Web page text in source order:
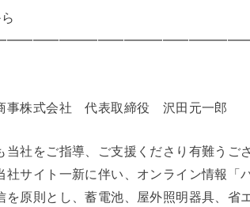
事株式会社 代表取締役 沢田元一郎
当社をご指導、ご支援くださり有難うご
社サイト一新に伴い、オンライン情報「
を原則とし、蓄電池、屋外照明器具、省